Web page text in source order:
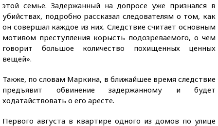
этой семье. Задержанный на допросе уже признался в
убийствах, подробно рассказал следователям о том, как
он совершал каждое из них. Следствие считает основным
мотивом преступления корысть подозреваемого, о чем
говорит большое количество похищенных ценных
вещей».
Также, по словам Маркина, в ближайшее время следствие
предъявит обвинение задержанному и будет
ходатайствовать о его аресте.
Первого августа в квартире одного из домов по улице